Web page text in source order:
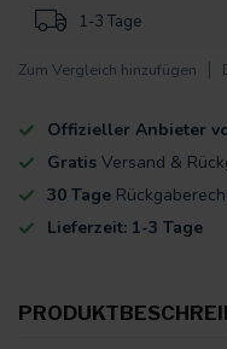
1-3 Tage
Zum Vergleich hinzufügen
Offizieller Anbieter
Gratis Versand &
30 Tage
Lieferzeit: 1-3 Tage